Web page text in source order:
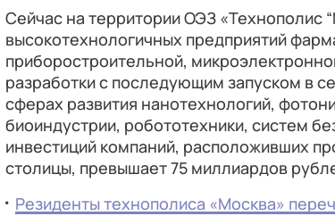
Сейчас на территории ОЭЗ «Технополис
высокотехнологичных предприятий
приборостроительной,
разработки с последующим запуском в
сферах развития нанотехнологий,
биоиндустрии, робототехники, систем
инвестиций компаний, расположивших
столицы, превышает 75 миллиардов
Резиденты технополиса «Москва»